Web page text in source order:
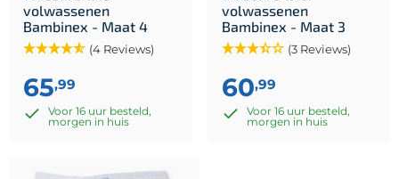
volwassenen
Bambinex - Maat 4
(4 Reviews)
65,99
Voor 16 uur besteld,
morgen in huis
volwassenen
Bambinex - Maat 3
(3 Reviews)
60,99
Voor 16 uur besteld,
morgen in huis